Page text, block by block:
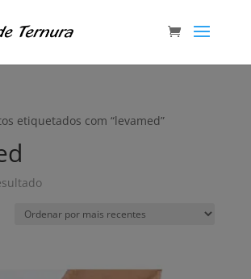
etiquetados com “levamed”